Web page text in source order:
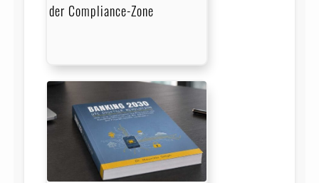
der Compliance-Zone